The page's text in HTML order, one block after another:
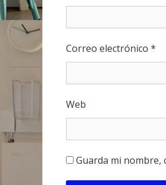
Correo electrónico *
Web
Guarda mi nombre,